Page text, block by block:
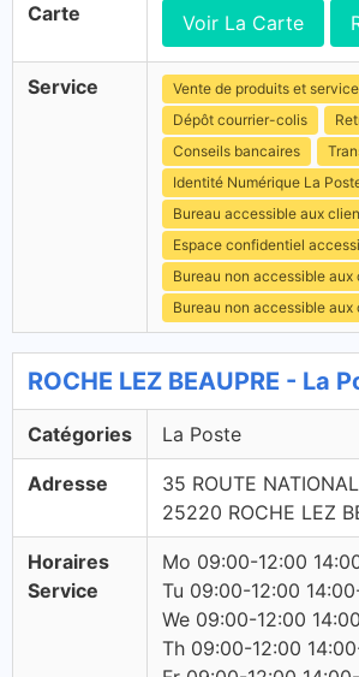
Carte Voir La Carte
Service
Vente de produits et
Dépôt courrier-colis
Conseils bancaires
Identité Numérique La
Bureau accessible aux
Espace confidentiel
Bureau non accessible
Bureau non accessible
ROCHE LEZ BEAUPRE - La
Catégories La Poste
Adresse
35 ROUTE
25220 ROCHE LEZ
Horaires
Service
Mo 09:00-12:00
Tu 09:00-12:00
We 09:00-12:00
Th 09:00-12:00